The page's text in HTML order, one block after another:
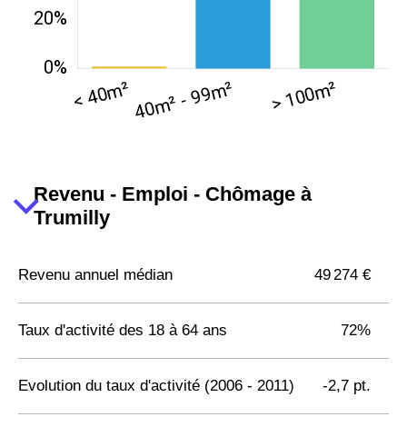
Revenu - Emploi - Chômage à
Trumilly
Revenu annuel médian 49 274 €
Taux d'activité des 18 à 64 ans 72%
Evolution du taux d'activité (2006 - 2011) -2,7 pt.